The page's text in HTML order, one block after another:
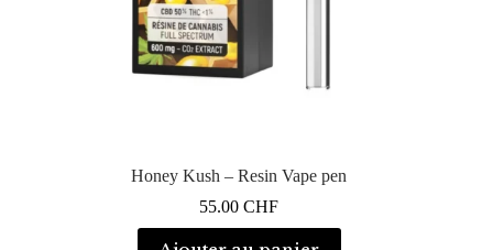
Honey Kush – Resin Vape pen
55.00CHF